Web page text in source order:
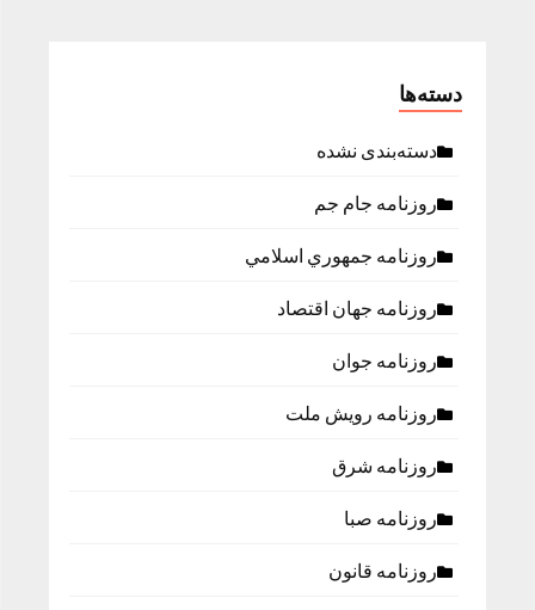
دسته‌ها
دسته‌بندی نشده
روزنامه جام جم
روزنامه جمهوري اسلامي
روزنامه جهان اقتصاد
روزنامه جوان
روزنامه رویش ملت
روزنامه شرق
روزنامه صبا
روزنامه قانون